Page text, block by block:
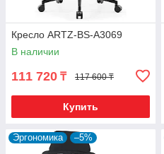
Кресло ARTZ-BS-A3069
В наличии
111 720 ₸ 117 600 ₸
Купить
Эргономика –5%